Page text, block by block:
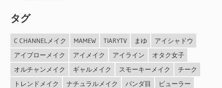
タグ
C CHANNELメイク MAMEW TIARYTV まゆ
アイシャドウ
アイブローメイク
アイメイク アイライン
オタク女子
オルチャンメイク
ギャルメイク スモーキーメイク
チーク
トレンドメイク
ナチュラルメイク パンダ目 ビューラー